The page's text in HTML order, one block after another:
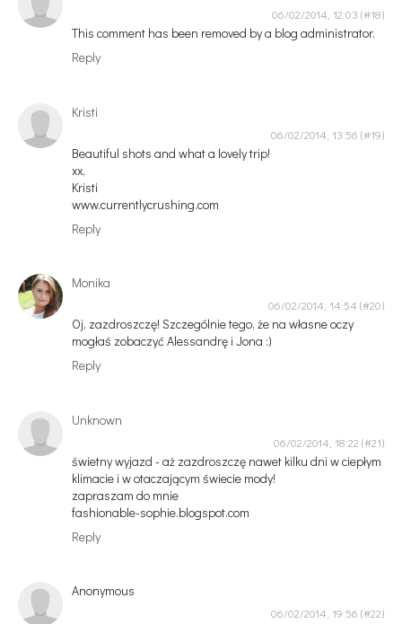
06/02/2014, 12:03
This comment has been removed by a blog administrator.
Reply
Kristi
06/02/2014, 13:56
Beautiful shots and what a lovely trip!
xx,
Kristi
www.currentlycrushing.com
Reply
Monika
06/02/2014, 14:54
Oj, zazdroszczę! Szczególnie tego, że na własne oczy
mogłaś zobaczyć Alessandrę i Jona :)
Reply
Unknown
06/02/2014, 18:22
świetny wyjazd - aż zazdroszczę nawet kilku dni w ciepłym
klimacie i w otaczającym świecie mody!
zapraszam do mnie
fashionable-sophie.blogspot.com
Reply
Anonymous
06/02/2014, 19:56